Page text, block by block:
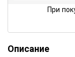
При
Описание